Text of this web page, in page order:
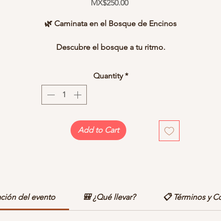
MX$250.00Price
🌿 Caminata en el Bosque de Encinos
Descubre el bosque a tu ritmo.
de encinos centenarios ubicado en el corazón del
Attenuatas, donde la naturaleza, el aire puro y la tranquilidad
crean el escenario perfecto para desconectarte de la rutina.
experiencia está pensada para personas de todas las edades
que desean disfrutar del bosque sin necesidad de realizar un
recorrido exigente. Ya sea en pareja, con amigos o en familia,
elegir la distancia que mejor se adapte a tu condición
con la naturaleza.
finalizar la caminata podrás continuar disfrutando de la
Quantity *
Add to Cart
del evento 🎒 ¿Qué llevar? 📋 Términos y